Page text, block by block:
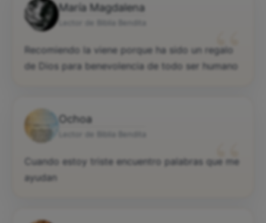
María Magdalena
“
Recomiendo la viene porque ha sido un regalo
de Dios para benevolencia de todo ser humano
Ochoa
“
Cuando estoy triste encuentro palabras que me
ayudan